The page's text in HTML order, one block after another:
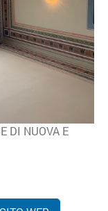
DI NUOVA E